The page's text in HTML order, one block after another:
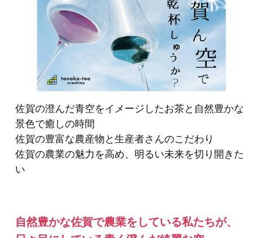
佐賀の澄んだ青空をイメージしたお茶と自然豊かな
景色で癒しの時間
佐賀の豊富な農産物と生産者さんのこだわり
佐賀の農業の魅力を高め、明るい未来を切り開きた
い
自然豊かな佐賀で農業をしている私たちが、